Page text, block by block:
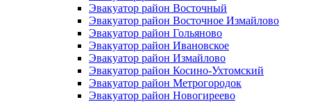
Эвакуатор район Восточный
Эвакуатор район Восточное Измайлово
Эвакуатор район Гольяново
Эвакуатор район Ивановское
Эвакуатор район Измайлово
Эвакуатор район Косино-Ухтомский
Эвакуатор район Метрогородок
Эвакуатор район Новогиреево